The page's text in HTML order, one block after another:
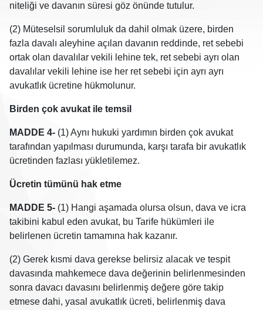
niteliği ve davanın süresi göz önünde tutulur.
(2) Müteselsil sorumluluk da dahil olmak üzere, birden
fazla davalı aleyhine açılan davanın reddinde, ret sebebi
ortak olan davalılar vekili lehine tek, ret sebebi ayrı olan
davalılar vekili lehine ise her ret sebebi için ayrı ayrı
avukatlık ücretine hükmolunur.
Birden çok avukat ile temsil
MADDE 4-(1) Aynı hukuki yardımın birden çok avukat
tarafından yapılması durumunda, karşı tarafa bir avukatlık
ücretinden fazlası yükletilemez.
Ücretin tümünü hak etme
MADDE 5-(1) Hangi aşamada olursa olsun, dava ve icra
takibini kabul eden avukat, bu Tarife hükümleri ile
belirlenen ücretin tamamına hak kazanır.
(2) Gerek kısmi dava gerekse belirsiz alacak ve tespit
davasında mahkemece dava değerinin belirlenmesinden
sonra davacı davasını belirlenmiş değere göre takip
etmese dahi, yasal avukatlık ücreti, belirlenmiş dava